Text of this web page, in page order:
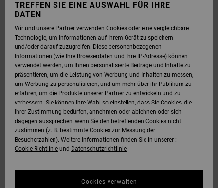
TREFFEN SIE EINE AUSWAHL FÜR IHRE
DATEN
Wir und unsere Partner verwenden Cookies oder eine vergleichbare
Technologie, um Informationen auf Ihrem Gerät zu speichern
und/oder darauf zuzugreifen. Diese personenbezogenen
Informationen (wie Ihre Browserdaten und Ihre IP-Adresse) können
verwendet werden, um Ihnen personalisierte Beiträge und Inhalte zu
präsentieren, um die Leistung von Werbung und Inhalten zu messen,
um Werbung zu personalisieren, und um mehr über ihr Publikum zu
erfahren, um die Produkte unserer Partner zu entwickeln und zu
verbessern. Sie können Ihre Wahl so einstellen, dass Sie Cookies, die
Ihrer Zustimmung bedürfen, annehmen oder ablehnen oder sich
dagegen aussprechen, wenn Sie den betreffenden Cookies nicht
zustimmen (z. B. bestimmte Cookies zur Messung der
Besucherzahlen). Weitere Informationen finden Sie in unserer :
Cookie-Richtlinie und Datenschutzrichtlinie
Cookies verwalten